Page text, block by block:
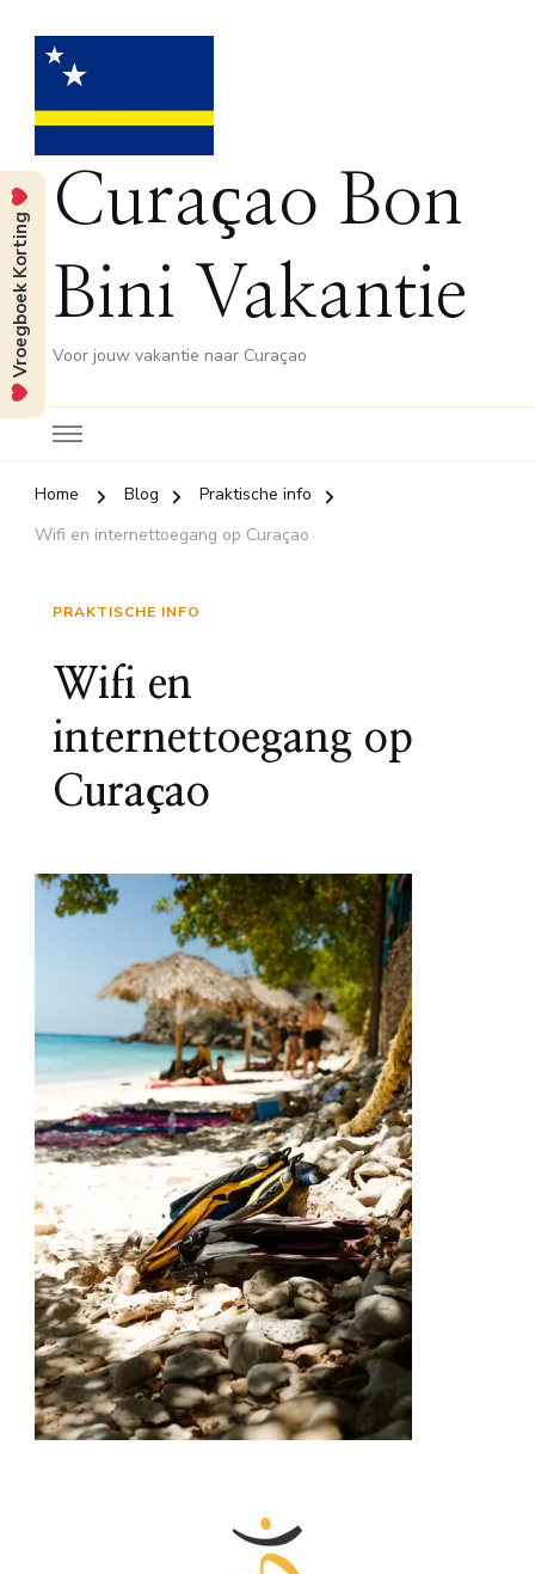
Curaçao Bon
Bini Vakantie
Voor jouw vakantie naar Curaçao
Home Blog
Praktische info
Wifi en internettoegang op Curaçao
PRAKTISCHE INFO
Wifi en
internettoegang op
Curaçao
Vroegboek Korting